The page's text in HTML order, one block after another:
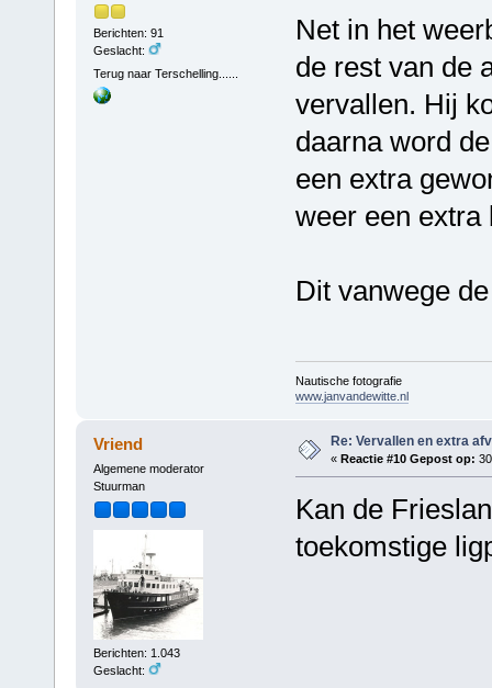
Berichten: 91
Geslacht:
Terug naar Terschelling......
Net in het
de rest van de
vervallen. Hij
daarna word
een extra
weer een extra
Dit vanwege
Nautische fotografie
www.janvandewitte.nl
Vriend
Algemene moderator
Stuurman
Berichten: 1.043
Geslacht:
Re: Vervallen en extra
« Reactie #10 Gepost op:
Kan de
toekomstige